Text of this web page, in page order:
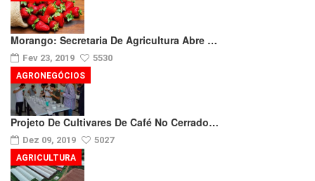
Morango: Secretaria De Agricultura Abre …
Fev 23, 2019 5530
Projeto De Cultivares De Café No Cerrado…
Dez 09, 2019 5027
AGRONEGÓCIOS
AGRICULTURA